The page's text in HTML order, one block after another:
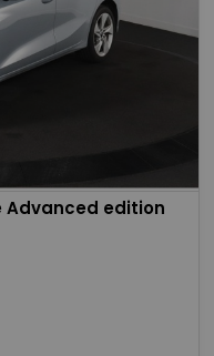
Advanced edition